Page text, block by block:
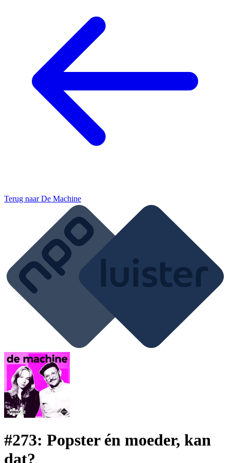
Terug naarDe Machine
#273: Popster én moeder, kan
dat?